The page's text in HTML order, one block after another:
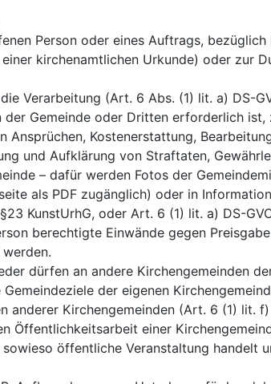
Person oder eines Auftrags,
kirchenamtlichen Urkunde) oder
Verarbeitung (Art. 6 Abs. (1) lit. a) DS-
Gemeinde oder Dritten erforderlich
Ansprüchen, Kostenerstattung,
und Aufklärung von Straftaten,
– dafür werden Fotos der
als PDF zugänglich) oder in
KunstUrhG, oder Art. 6 (1) lit. a) DS-
berechtigte Einwände gegen
dürfen an andere Kirchengemeinden
der eigenen
anderer Kirchengemeinden (Art. 6 (1) lit. f)
Öffentlichkeitsarbeit einer
öffentliche Veranstaltung